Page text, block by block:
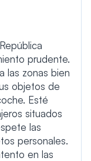
prudente.
las zonas bien
objetos de
Esté
situados
las
personales.
en las